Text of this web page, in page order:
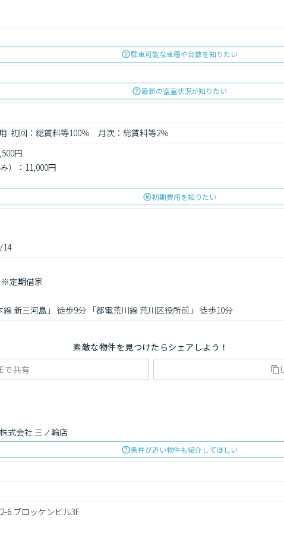
駐車可能な車種や台数を知りたい
最新の空室状況が知りたい
: 初回：総賃料等100％　月次：総賃料等2％
円
）：11,000円
初期費用を知りたい
14
※定期借家
新三河島」 徒歩9分 「都電荒川線 荒川区役所前」 徒歩10分
素敵な物件を見つけたらシェアしよう！
で共有
式会社 三ノ輪店
条件が近い物件も紹介してほしい
6 ブロッケンビル3F